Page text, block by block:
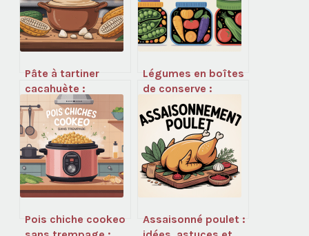
Pâte à tartiner
cacahuète :
recettes, choix et
secrets pour la
réussir
Légumes en boîtes
de conserve :
bienfaits, risques
et bons réflexes
Pois chiche cookeo
Assaisonné poulet :